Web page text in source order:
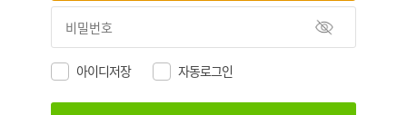
아이디저장 자동로그인